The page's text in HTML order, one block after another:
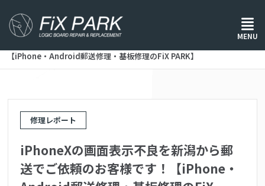
MENU
ホーム/ 修理レポート/
iPhoneXの画面表示不良を新潟から郵送でご依頼のお客様です！
【iPhone・Android郵送修理・基板修理のFiX PARK】
修理レポート
iPhoneXの画面表示不良を新潟から郵
送でご依頼のお客様です！【iPhone・